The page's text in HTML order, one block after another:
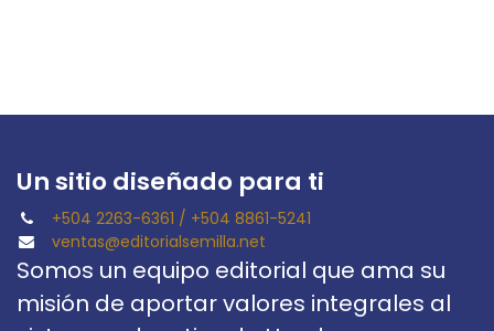
Un sitio diseñado para ti
+504 2263-6361 / +504 8861-5241
ventas@editorialsemilla.net
Somos un equipo editorial que ama su
misión de aportar valores integrales al